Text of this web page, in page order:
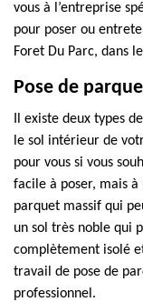
vous à l’entreprise
pour poser ou
Foret Du Parc, dans
Pose de
Il existe deux types
le sol intérieur de
pour vous si vous
facile à poser, mais
parquet massif qui
un sol très noble qui
complètement isolé
travail de pose de
professionnel.